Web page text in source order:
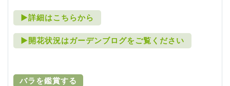
►詳細はこちらから
►開花状況はガーデンブログをご覧ください
バラを鑑賞する